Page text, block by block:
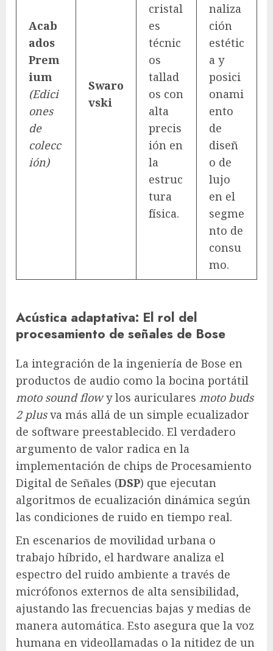
Acab
ados
Prem
ium
(Edici
ones
de
colecc
ión)
Swaro
vski
cristal
es
técnic
os
tallad
os con
alta
precis
ión en
la
estruc
tura
física.
naliza
ción
estétic
a y
posici
onami
ento
de
diseñ
o de
lujo
en el
segme
nto de
consu
mo.
Acústica adaptativa: El rol del
procesamiento de señales de Bose
La integración de la ingeniería de Bose en
productos de audio como la bocina portátil
moto sound flowy los auriculares moto buds
2 plusva más allá de un simple ecualizador
de software preestablecido. El verdadero
argumento de valor radica en la
implementación de chips de Procesamiento
Digital de Señales (DSP) que ejecutan
algoritmos de ecualización dinámica según
las condiciones de ruido en tiempo real.
En escenarios de movilidad urbana o
trabajo híbrido, el hardware analiza el
espectro del ruido ambiente a través de
micrófonos externos de alta sensibilidad,
ajustando las frecuencias bajas y medias de
manera automática. Esto asegura que la voz
humana en videollamadas o la nitidez de un